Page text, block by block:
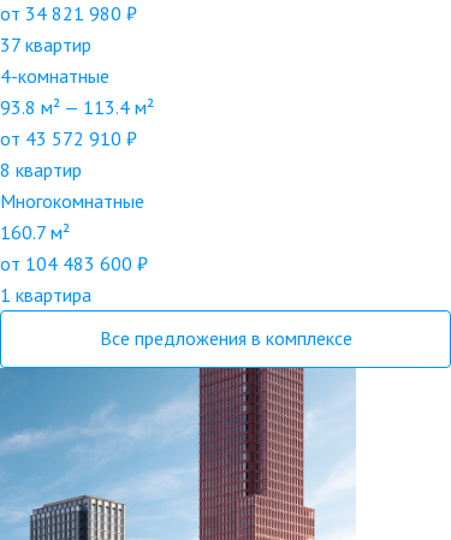
от 34 821 980 ₽
37 квартир
4-комнатные
93.8 м² — 113.4 м²
от 43 572 910 ₽
8 квартир
Многокомнатные
160.7 м²
от 104 483 600 ₽
1 квартира
Все предложения в комплексе